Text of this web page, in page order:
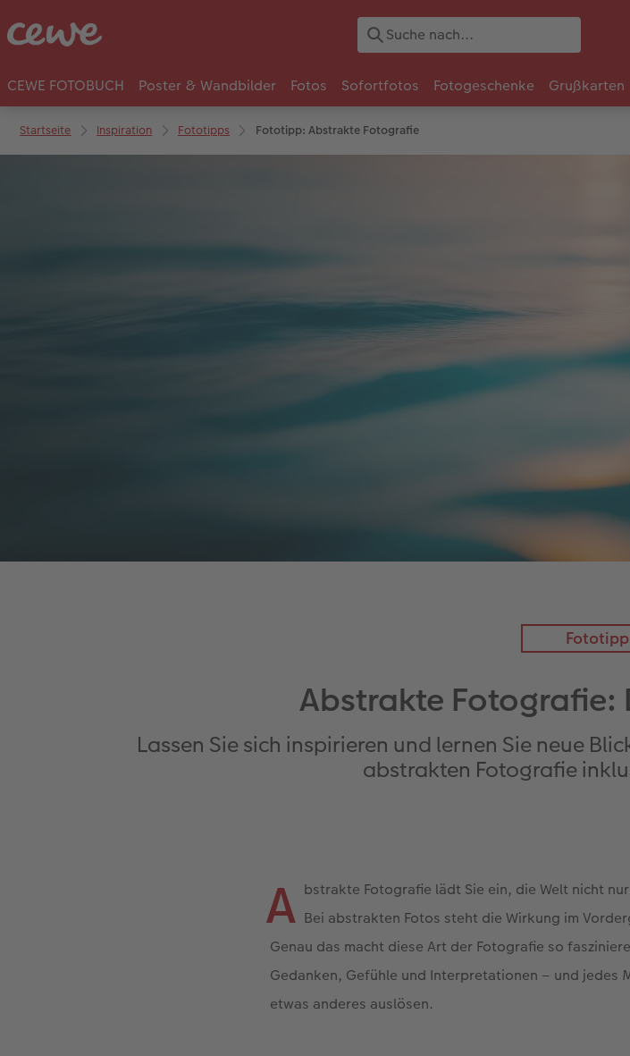
CEWE FOTOBUCH Poster & Wandbilder Fotos Sofortfotos Fotogeschenke Grußkarten
Startseite Inspiration Fototipps Fototipp: Abstrakte Fotografie
Abstrakte Fotografie:
Lassen Sie sich inspirieren und lernen Sie neue
abstrakten Fotografie
A bstrakte Fotografie lädt Sie ein, die Welt nicht
Bei abstrakten Fotos steht die Wirkung im
Genau das macht diese Art der Fotografie so
Gedanken, Gefühle und Interpretationen – und jedes
etwas anderes auslösen.